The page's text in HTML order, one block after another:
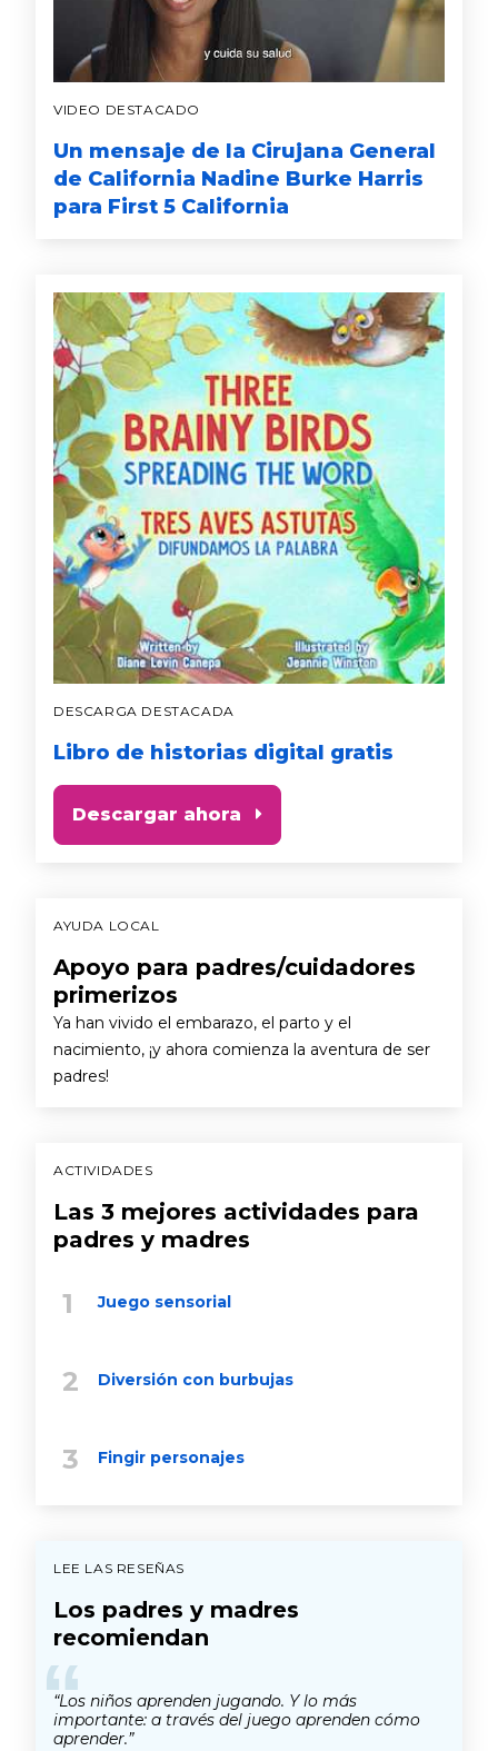
VIDEO DESTACADO
Un mensaje de la Cirujana General
de California Nadine Burke Harris
para First 5 California
DESCARGA DESTACADA
Libro de historias digital gratis
Descargar ahora
AYUDA LOCAL
Apoyo para padres/cuidadores
primerizos
Ya han vivido el embarazo, el parto y el
nacimiento, ¡y ahora comienza la aventura de ser
padres!
ACTIVIDADES
Las 3 mejores actividades para
padres y madres
Juego sensorial
Diversión con burbujas
Fingir personajes
LEE LAS RESEÑAS
Los padres y madres
recomiendan
“
“Los niños aprenden jugando. Y lo más
importante: a través del juego aprenden cómo
aprender.”